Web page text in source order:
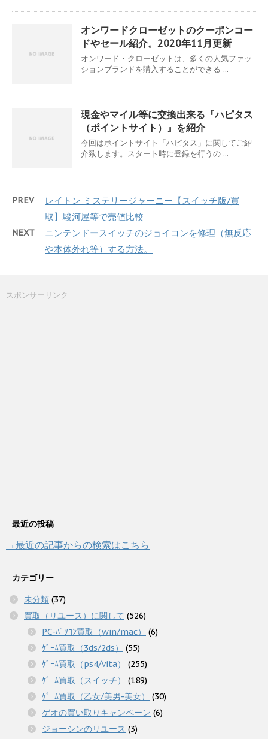
オンワードクローゼットのクーポンコー
ドやセール紹介。2020年11月更新
オンワード・クローゼットは、多くの人気ファッ
ションブランドを購入することができる ...
現金やマイル等に交換出来る『ハピタス
（ポイントサイト）』を紹介
今回はポイントサイト「ハピタス」に関してご紹
介致します。スタート時に登録を行うの ...
PREV
レイトン ミステリージャーニー【スイッチ版/買
取】駿河屋等で売値比較
NEXT
ニンテンドースイッチのジョイコンを修理（無反応
や本体外れ等）する方法。
スポンサーリンク
最近の投稿
→最近の記事からの検索はこちら
カテゴリー
未分類 (37)
買取（リユース）に関して (526)
PC-ﾊﾟｿｺﾝ買取（win/mac）
(6)
ｹﾞｰﾑ買取（3ds/2ds）
(55)
ｹﾞｰﾑ買取（ps4/vita）
(255)
ｹﾞｰﾑ買取（スイッチ）
(189)
ｹﾞｰﾑ買取（乙女/美男-美女）
(30)
ゲオの買い取りキャンペーン (6)
ジョーシンのリユース (3)